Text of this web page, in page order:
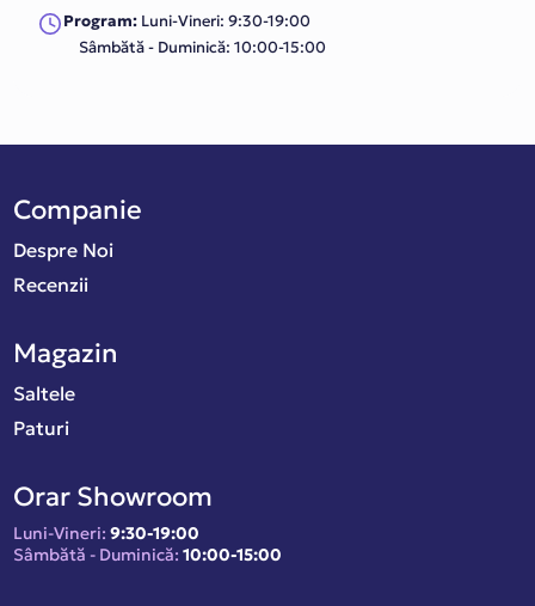
Program: Luni-Vineri: 9:30-19:00
Sâmbătă - Duminică: 10:00-15:00
Companie
Despre Noi
Recenzii
Magazin
Saltele
Paturi
Orar Showroom
Luni-Vineri: 9:30-19:00
Sâmbătă - Duminică: 10:00-15:00